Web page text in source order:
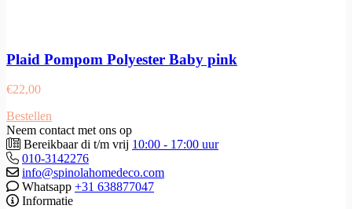
Plaid Pompom Polyester Baby pink
€22,00
Bestellen
Neem contact met ons op
Bereikbaar di t/m vrij 10:00 - 17:00 uur
010-3142276
info@spinolahomedeco.com
Whatsapp +31 638877047
Informatie